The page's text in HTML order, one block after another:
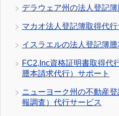
デラウェア州の法人登記
マカオ法人登記簿取得代行
イスラエルの法人登記簿
FC2,Inc資格証明書取得代
謄本請求代行）サポート
ニューヨーク州の不動産
報調査）代行サービス